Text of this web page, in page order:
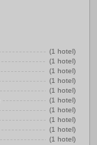
(1 hotel)
(1 hotel)
(1 hotel)
(1 hotel)
(1 hotel)
(1 hotel)
(1 hotel)
(1 hotel)
(1 hotel)
(1 hotel)